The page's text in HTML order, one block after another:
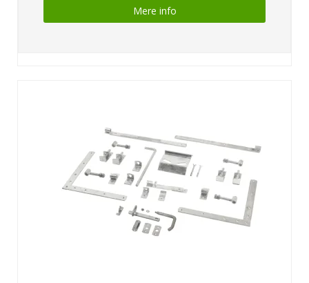
Mere info